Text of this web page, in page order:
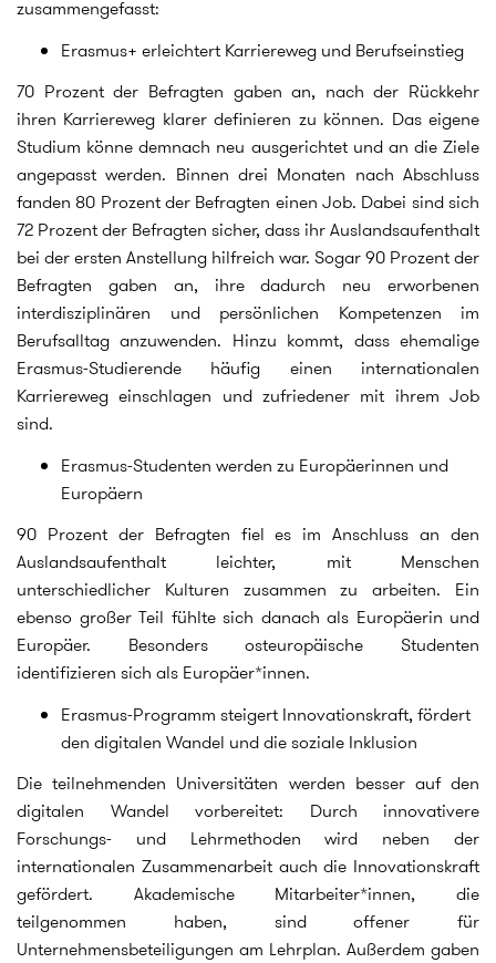
zusammengefasst:
Erasmus+ erleichtert Karriereweg und Berufseinstieg
70 Prozent der Befragten gaben an, nach der Rückkehr
ihren Karriereweg klarer definieren zu können. Das eigene
Studium könne demnach neu ausgerichtet und an die Ziele
angepasst werden. Binnen drei Monaten nach Abschluss
fanden 80 Prozent der Befragten einen Job. Dabei sind sich
72 Prozent der Befragten sicher, dass ihr Auslandsaufenthalt
bei der ersten Anstellung hilfreich war. Sogar 90 Prozent der
Befragten gaben an, ihre dadurch neu erworbenen
interdisziplinären und persönlichen Kompetenzen im
Berufsalltag anzuwenden. Hinzu kommt, dass ehemalige
Erasmus-Studierende häufig einen internationalen
Karriereweg einschlagen und zufriedener mit ihrem Job
sind.
Erasmus-Studenten werden zu Europäerinnen und
Europäern
90 Prozent der Befragten fiel es im Anschluss an den
Auslandsaufenthalt leichter, mit Menschen
unterschiedlicher Kulturen zusammen zu arbeiten. Ein
ebenso großer Teil fühlte sich danach als Europäerin und
Europäer. Besonders osteuropäische Studenten
identifizieren sich als Europäer*innen.
Erasmus-Programm steigert Innovationskraft, fördert
den digitalen Wandel und die soziale Inklusion
Die teilnehmenden Universitäten werden besser auf den
digitalen Wandel vorbereitet: Durch innovativere
Forschungs- und Lehrmethoden wird neben der
internationalen Zusammenarbeit auch die Innovationskraft
gefördert. Akademische Mitarbeiter*innen, die
teilgenommen haben, sind offener für
Unternehmensbeteiligungen am Lehrplan. Außerdem gaben